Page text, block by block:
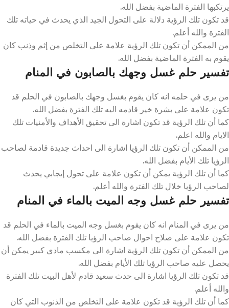
يرتكبها الفترة الماضية بفضل الله.
قد تكون تلك الرؤية دلالة على التحول الجيد الذي يحدث في حياته تلك
الفترة والله أعلم.
من الممكن أن تكون تلك الرؤية علامة على التخلص من إثم وذنب كان
يقوم به الفترة الماضية بفضل الله.
تفسير حلم غسل وجهك بالصابون في المنام
من يرى في حلمه انه كان يقوم بغسل وجهك بالصابون في الحلم قد
تكون علامة على بشرة خير قادمه اليه تلك الفترة بفضل الله.
كما أن تلك الرؤية قد تكون اشارة الى تحقيق الأهداف والأمنيات تلك
الايام والله اعلم.
من الممكن أن تكون تلك الرؤيا اشارة الى احداث جديدة قادمة لصاحب
الرؤيا تلك الأيام بفضل الله.
كما أن تلك الرؤية يمكن أن تكون علامة على تحول إيجابي يحدث
لصاحب الرؤيا خلال تلك الفترة والله أعلم.
تفسير حلم غسل وجه الميت بالماء في المنام
من يرى في المنام انه كان يقوم بغسل وجه الميت بالماء في الحلم قد
تكون علامة على صلاح احوال صاحب الرؤيا تلك الفترة بفضل الله.
من الممكن أن تكون تلك الرؤية اشارة الى مكسب مادي كبير يمكن أن
يحصل عليه صاحب الرؤيا تلك الأيام بفضل الله.
قد تكون تلك الرؤيا اشارة الى حدث سعيد قادم لأهل البيت تلك الفترة
والله أعلم.
كما أن تلك الرؤية قد تكون علامة على التخلص من الذنوب التي كان